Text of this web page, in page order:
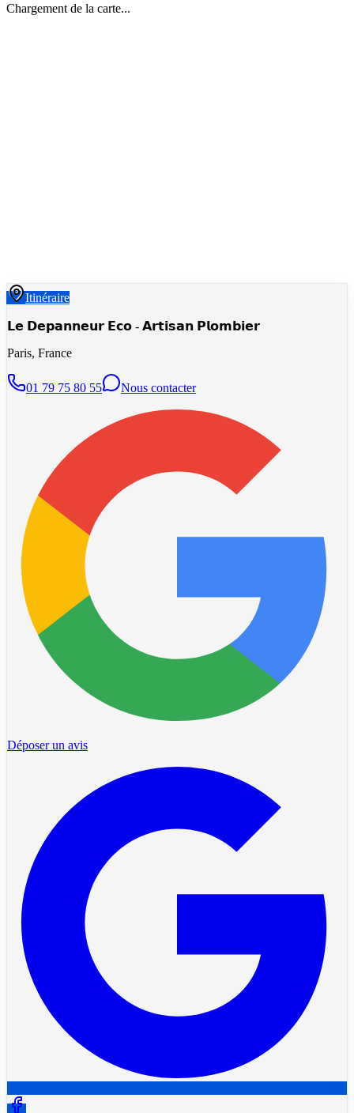
Chargement de la carte...
Itinéraire
𝗟𝗲 𝗗𝗲𝗽𝗮𝗻𝗻𝗲𝘂𝗿 𝗘𝗰𝗼 - 𝗔𝗿𝘁𝗶𝘀𝗮𝗻 𝗣𝗹𝗼𝗺𝗯𝗶𝗲𝗿
Paris, France
01 79 75 80 55 Nous contacter
Déposer un avis